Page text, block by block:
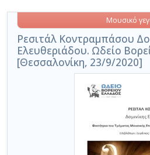
Ρεσιτάλ Κοντραμπάσου
Ελευθεριάδου. Ωδείο
[Θεσσαλονίκη, 23/9/2020]
Μουσικό